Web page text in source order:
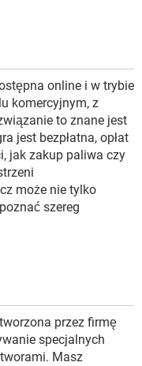
online i w trybie
komercyjnym, z
to znane jest
jest bezpłatna, opłat
jak zakup paliwa czy
może nie tylko
szereg
przez firmę
specjalnych
Masz